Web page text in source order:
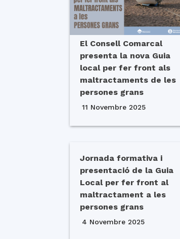
El Consell Comarcal
presenta la nova Guia
local per fer front als
maltractaments de les
persones grans
11 Novembre 2025
Jornada formativa i
presentació de la Guia
Local per fer front al
maltractament a les
persones grans
4 Novembre 2025